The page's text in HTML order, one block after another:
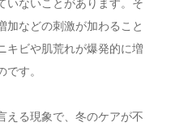
いないことがあります。そ
加などの刺激が加わること
キビや肌荒れが爆発的に増
す。
える現象で、冬のケアが不